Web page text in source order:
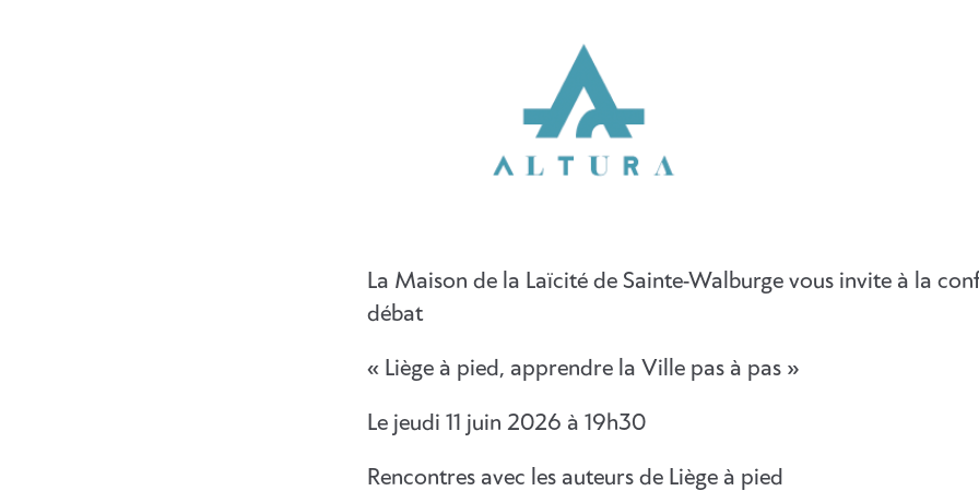
La Maison de la Laïcité de Sainte-Walburge vous invite à la
débat
« Liège à pied, apprendre la Ville pas à pas »
Le jeudi 11 juin 2026 à 19h30
Rencontres avec les auteurs de Liège à pied